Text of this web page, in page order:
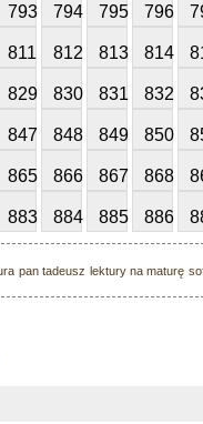
793 794 795 796
811 812 813 814
829 830 831 832
847 848 849 850
865 866 867 868
883 884 885 886
pan tadeusz lektury na maturę